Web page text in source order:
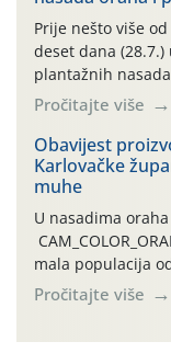
najviše
Prije nešto više
deset dana
plantažnih
leta i
orahove muhe
traje drugi
izražen zadnja
temperature
Pročitajte više
Obavijest
Karlovačke
muhe
U nasadima
mala populacija
(Rhagoletis
činjenicom da je
Pročitajte više